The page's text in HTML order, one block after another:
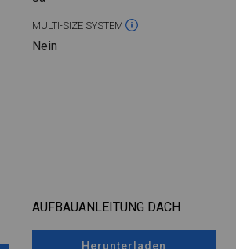
MULTI-SIZE SYSTEM
Nein
AUFBAUANLEITUNG DACH
Herunterladen